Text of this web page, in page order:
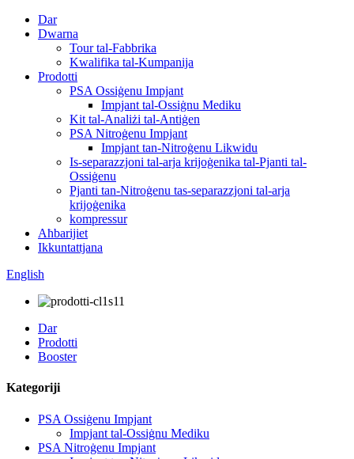
Dar
Dwarna
Tour tal-Fabbrika
Kwalifika tal-Kumpanija
Prodotti
PSA Ossiġenu Impjant
Impjant tal-Ossiġnu Mediku
Kit tal-Analiżi tal-Antiġen
PSA Nitroġenu Impjant
Impjant tan-Nitroġenu Likwidu
Is-separazzjoni tal-arja krijoġenika tal-Pjanti tal-
Ossiġenu
Pjanti tan-Nitroġenu tas-separazzjoni tal-arja
krijoġenika
kompressur
Aħbarijiet
Ikkuntattjana
English
Dar
Prodotti
Booster
Kategoriji
PSA Ossiġenu Impjant
Impjant tal-Ossiġnu Mediku
PSA Nitroġenu Impjant